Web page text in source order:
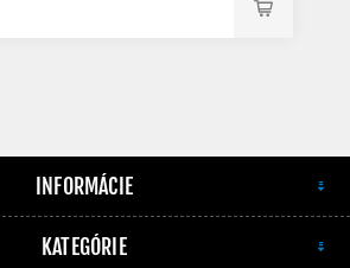
INFORMÁCIE
KATEGÓRIE